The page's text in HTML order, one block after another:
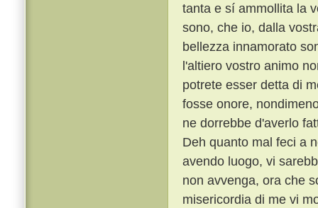
tanta e sí ammollita la
sono, che io, dalla
bellezza innamorato
l'altiero vostro animo
potrete esser detta di
fosse onore,
ne dorrebbe d'averlo
Deh quanto mal feci a
avendo luogo, vi
non avvenga, ora che
misericordia di me vi